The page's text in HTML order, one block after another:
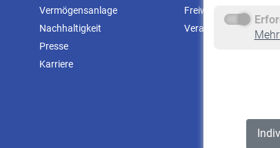
Vermögensanlage
Nachhaltigkeit
Presse
Karriere
Freiwillige Versicherung
Veranstaltungen